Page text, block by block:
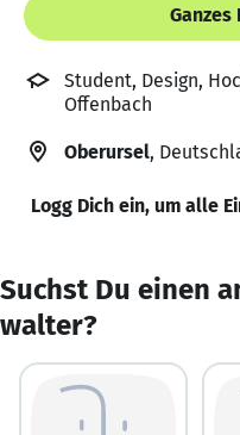
Student, Design,
Offenbach
Oberursel,
Logg Dich ein, um alle
Suchst Du einen
walter?